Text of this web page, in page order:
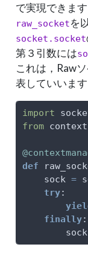
で実現できま
raw_socketを
socket.socket
第３引数には
これは，Raw
表していいます
import
from
def
    sock
=
try:
finally: